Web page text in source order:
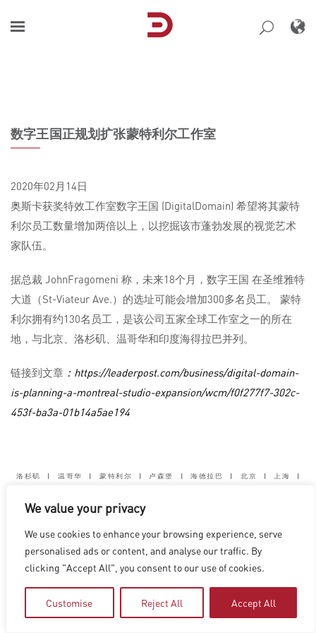
We value your privacy
We use cookies to enhance your browsing experience, serve
personalised ads or content, and analyse our traffic. By
clicking "Accept All", you consent to our use of cookies.
Customise Reject All Accept All
content
数字王国正规划扩张蒙特利尔工作室
2020年02月14日
奥斯卡获奖特效工作室数字王国 (DigitalDomain) 希望将其蒙特
利尔员工数量增加两倍以上，以挖掘该市蓬勃发展的视觉艺术
家队伍。
据总裁 JohnFragomeni 称，未来18个月，数字王国 在圣维雅特
大道（St-Viateur Ave.）的选址可能会增加300多名员工。 蒙特
利尔拥有约130名员工，是该公司五家全球工作室之一的所在
地，与北京、洛杉矶、温哥华和印度海得拉巴并列。
链接到文章 ：https://leaderpost.com/business/digital-domain-
is-planning-a-montreal-studio-expansion/wcm/f0f277f7-302c-
453f-ba3a-01b14a5ae194
洛杉矶 | 温哥华 | 蒙特利尔 | 卢森堡 | 海德拉巴 | 北京 | 上海 |
Copyright © 2026 Digital Domain